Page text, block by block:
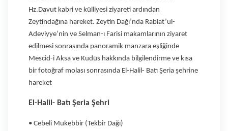
Hz.Davut kabri ve külliyesi ziyareti ardından
Zeytindağına hareket. Zeytin Dağı’nda Rabiat’ul-
Adeviyye’nin ve Selman-ı Farisi makamlarının ziyaret
edilmesi sonrasında panoramik manzara eşliğinde
Mescid-i Aksa ve Kudüs hakkında bilgilendirme ve kısa
bir fotoğraf molası sonrasında El-Halil- Batı Şeria şehrine
hareket
El-Halil- Batı Şeria Şehri
• Cebeli Mukebbir (Tekbir Dağı)